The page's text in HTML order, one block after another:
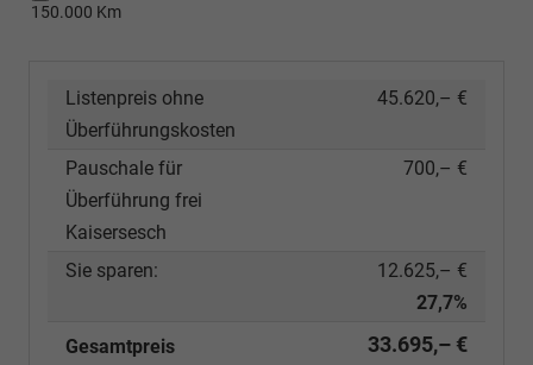
150.000 Km
Listenpreis ohne
Überführungskosten
45.620,– €
Pauschale für
Überführung frei
Kaisersesch
700,– €
Sie sparen:
12.625,– €
27,7%
Gesamtpreis
33.695,– €